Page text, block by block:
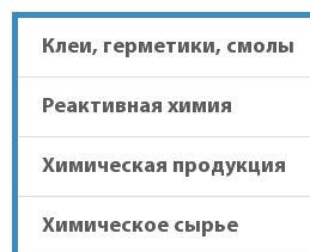
Доставка в
мм
Клеи, герметики, смолы
Реактивная химия
Химическая продукция
Химическое сырье